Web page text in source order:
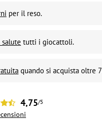
per il reso.
tutti i giocattoli.
quando si acquista oltre
4,75/5